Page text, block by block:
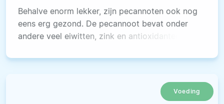
Behalve enorm lekker, zijn pecannoten ook nog
eens erg gezond. De pecannoot bevat onder
andere veel eiwitten, zink en antioxidanten.
Voeding